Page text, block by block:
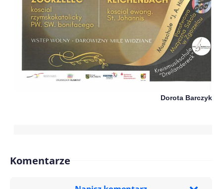
Dorota Barczyk
Komentarze